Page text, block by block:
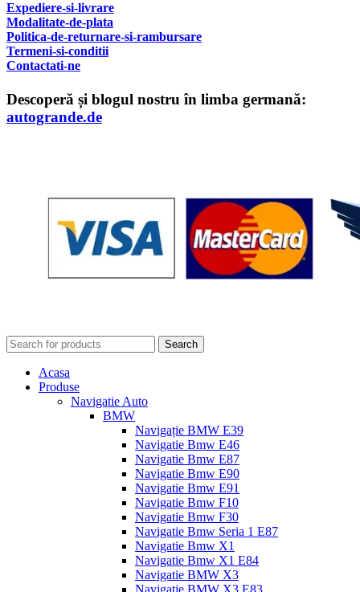
Expediere-si-livrare
Modalitate-de-plata
Politica-de-returnare-si-rambursare
Termeni-si-conditii
Contactati-ne
Descoperă și blogul nostru în limba germană:
autogrande.de
Search
Acasa
Produse
Navigatie Auto
BMW
Navigație BMW E39
Navigatie Bmw E46
Navigatie Bmw E87
Navigatie Bmw E90
Navigatie Bmw E91
Navigatie Bmw F10
Navigatie Bmw F30
Navigatie Bmw Seria 1 E87
Navigatie Bmw X1
Navigatie Bmw X1 E84
Navigatie BMW X3
Navigatie BMW X3 E83